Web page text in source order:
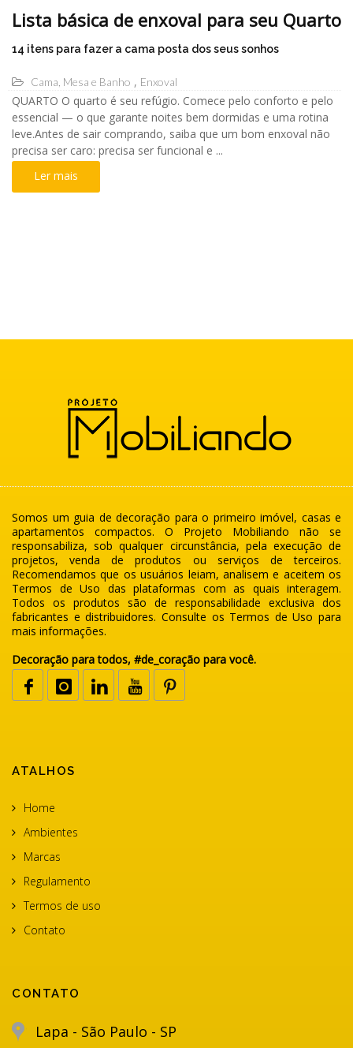
Lista básica de enxoval para seu Quarto
14 itens para fazer a cama posta dos seus sonhos
Cama, Mesa e Banho Enxoval
QUARTO O quarto é seu refúgio. Comece pelo conforto e pelo
essencial — o que garante noites bem dormidas e uma rotina
leve.Antes de sair comprando, saiba que um bom enxoval não
precisa ser caro: precisa ser funcional e ...
Ler mais
Somos um guia de decoração para o primeiro imóvel, casas e
apartamentos compactos. O Projeto Mobiliando não se
responsabiliza, sob qualquer circunstância, pela execução de
projetos, venda de produtos ou serviços de terceiros.
Recomendamos que os usuários leiam, analisem e aceitem os
Termos de Uso das plataformas com as quais interagem.
Todos os produtos são de responsabilidade exclusiva dos
fabricantes e distribuidores. Consulte os Termos de Uso para
mais informações.
Decoração para todos, #de_coração para você.
ATALHOS
Home
Ambientes
Marcas
Regulamento
Termos de uso
Contato
CONTATO
Lapa - São Paulo - SP